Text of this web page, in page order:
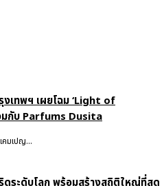
งเทพฯ เผยโฉม ‘Light of
กับ Parfums Dusita
คมเปญ...